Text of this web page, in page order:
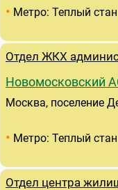
• Метро: Теплый стан
Отдел ЖКХ
Новомосковский
Москва, поселение
• Метро: Теплый стан
Отдел центра